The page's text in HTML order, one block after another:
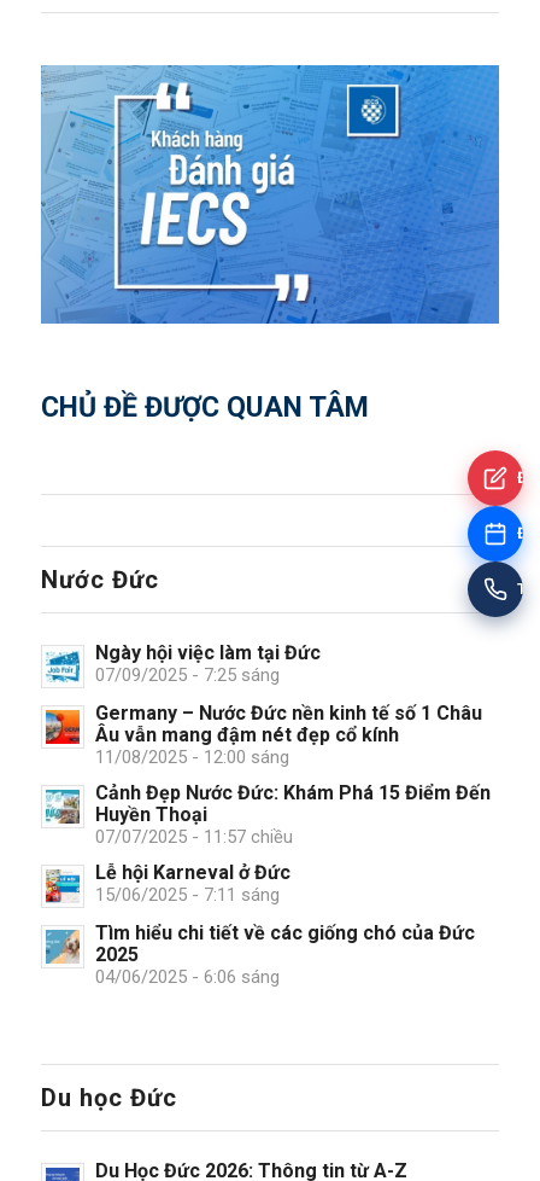
CHỦ ĐỀ ĐƯỢC QUAN TÂM
Nước Đức
Ngày hội việc làm tại Đức
07/09/2025 - 7:25 sáng
Germany – Nước Đức nền kinh tế số 1 Châu
Âu vẫn mang đậm nét đẹp cổ kính
11/08/2025 - 12:00 sáng
Cảnh Đẹp Nước Đức: Khám Phá 15 Điểm Đến
Huyền Thoại
07/07/2025 - 11:57 chiều
Lễ hội Karneval ở Đức
15/06/2025 - 7:11 sáng
Tìm hiểu chi tiết về các giống chó của Đức
2025
04/06/2025 - 6:06 sáng
Du học Đức
Du Học Đức 2026: Thông tin từ A-Z
Tư